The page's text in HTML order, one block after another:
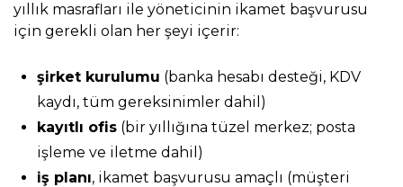
yıllık masrafları ile yöneticinin ikamet başvurusu
için gerekli olan her şeyi içerir:
şirket kurulumu (banka hesabı desteği, KDV
kaydı, tüm gereksinimler dahil)
kayıtlı ofis (bir yıllığına tüzel merkez; posta
işleme ve iletme dahil)
iş planı, ikamet başvurusu amaçlı (müşteri